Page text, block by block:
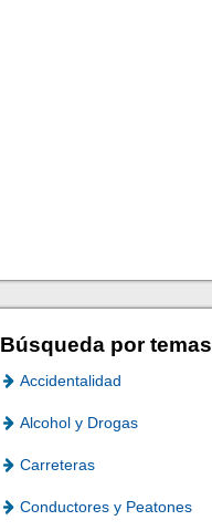
Búsqueda por temas
Accidentalidad
Alcohol y Drogas
Carreteras
Conductores y Peatones